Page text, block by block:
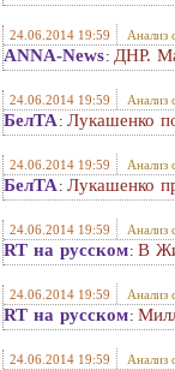
24.06.2014 19:59 Анализ
ANNA-News: ДНР.
24.06.2014 19:59 Анализ
БелТА : Лукашенко
24.06.2014 19:59 Анализ
БелТА : Лукашенко
24.06.2014 19:59 Анализ
RT на русском: В
24.06.2014 19:59 Анализ
RT на русском:
24.06.2014 19:59 Анализ